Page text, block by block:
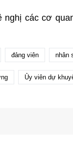
các cơ
đảng viên nhân
Ủy viên dự